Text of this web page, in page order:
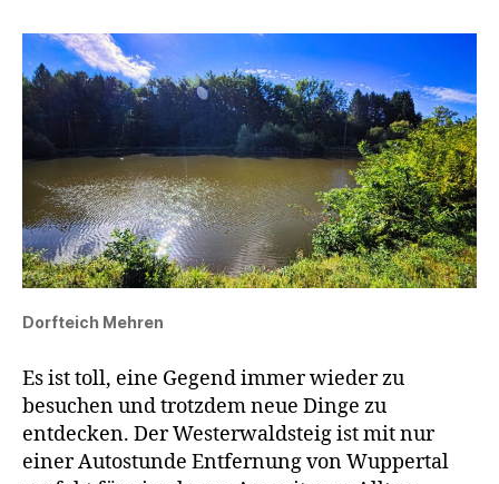
Dorfteich Mehren
Es ist toll, eine Gegend immer wieder zu
besuchen und trotzdem neue Dinge zu
entdecken. Der Westerwaldsteig ist mit nur
einer Autostunde Entfernung von Wuppertal